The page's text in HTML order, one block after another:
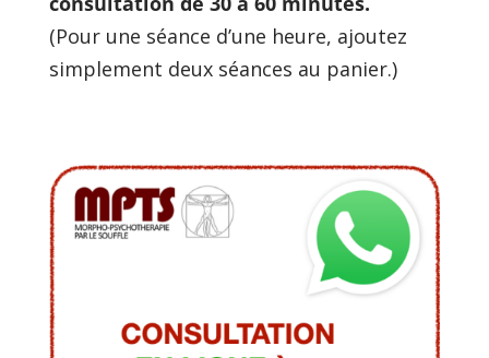
(Pour une séance d’une heure, ajoutez
simplement deux séances au panier.)